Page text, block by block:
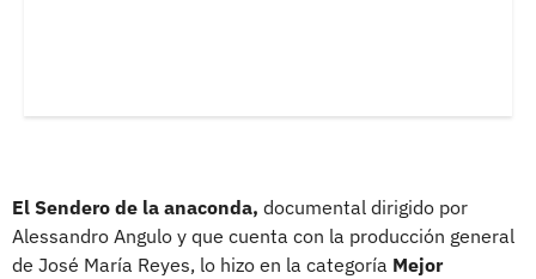
El Sendero de la anaconda, documental dirigido por
Alessandro Angulo y que cuenta con la producción general
de José María Reyes, lo hizo en la categoría Mejor